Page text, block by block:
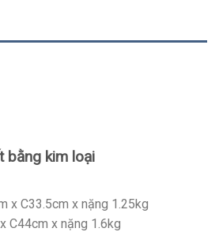
bằng kim loại
x C33.5cm x nặng 1.25kg
C44cm x nặng 1.6kg